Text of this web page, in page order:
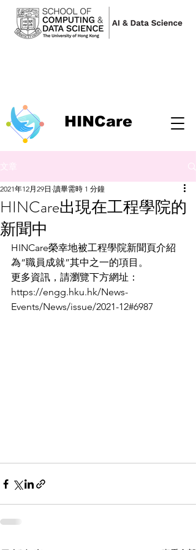
HINCare
文章
HINCare出現在工程學院的
新聞中
2021年12月29日 讀畢需時 1 分鐘
HINCare榮幸地被工程學院新聞頁介紹
為“職員成就”其中之一的項目。
更多資訊，請瀏覽下方網址：
https://engg.hku.hk/News-
Events/News/issue/2021-12#6987